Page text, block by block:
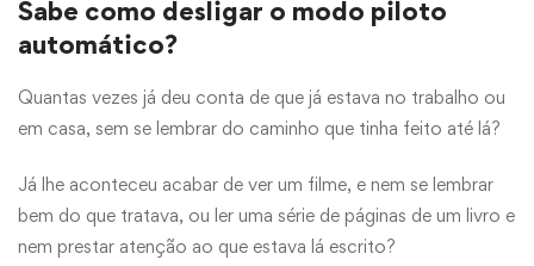
Sabe como desligar o modo piloto
automático?
Quantas vezes já deu conta de que já estava no trabalho ou
em casa, sem se lembrar do caminho que tinha feito até lá?
Já lhe aconteceu acabar de ver um filme, e nem se lembrar
bem do que tratava, ou ler uma série de páginas de um livro e
nem prestar atenção ao que estava lá escrito?